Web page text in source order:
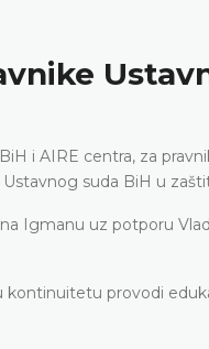
i AIRE centra, za
suda BiH u
Igmanu uz potporu
provodi